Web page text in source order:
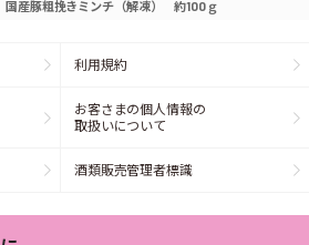
国産豚粗挽きミンチ（解凍） 約100ｇ
利用規約
お客さまの個人情報の
取扱いについて
酒類販売管理者標識